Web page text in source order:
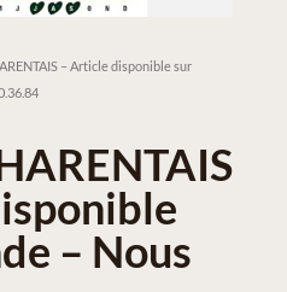
– Article disponible sur
– Nous